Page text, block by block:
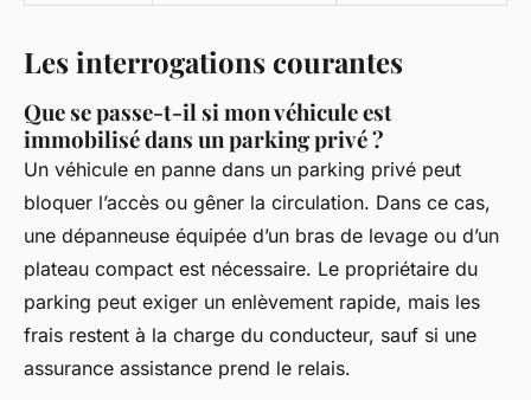
Les interrogations courantes
Que se passe-t-il si mon véhicule est
immobilisé dans un parking privé ?
Un véhicule en panne dans un parking privé peut
bloquer l’accès ou gêner la circulation. Dans ce cas,
une dépanneuse équipée d’un bras de levage ou d’un
plateau compact est nécessaire. Le propriétaire du
parking peut exiger un enlèvement rapide, mais les
frais restent à la charge du conducteur, sauf si une
assurance assistance prend le relais.